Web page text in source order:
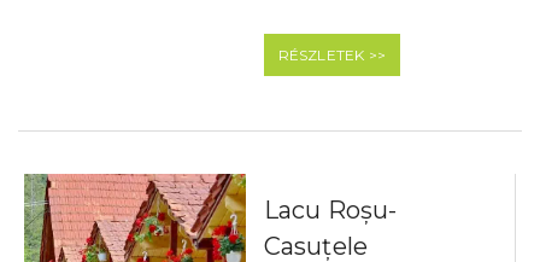
RÉSZLETEK >>
Lacu Roșu-
Casuțele